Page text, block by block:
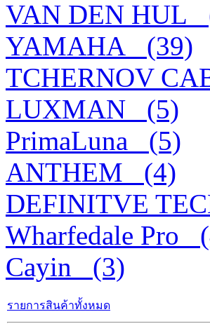
VAN DEN HUL_
YAMAHA_ (39)
TCHERNOV
LUXMAN_ (5)
PrimaLuna_ (5)
ANTHEM_ (4)
DEFINITVE
Wharfedale Pro_
Cayin_ (3)
รายการสินค้าทั้งหมด